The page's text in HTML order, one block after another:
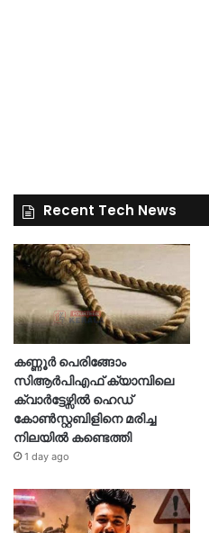
Recent Tech News
കണ്ണൂർ പെരിങ്ങോം
സിആർപിഎഫ് ക്യാമ്പിലെ
ക്വാർട്ടേഴ്സിൽ ഹെഡ്
കോൺസ്റ്റബിളിനെ മരിച്ച
നിലയിൽ കണ്ടെത്തി
1 day ago